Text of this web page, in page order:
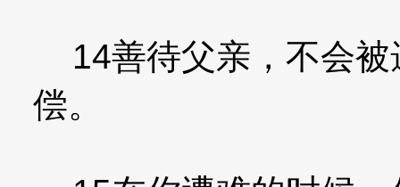
14善待父亲，不会被
偿。